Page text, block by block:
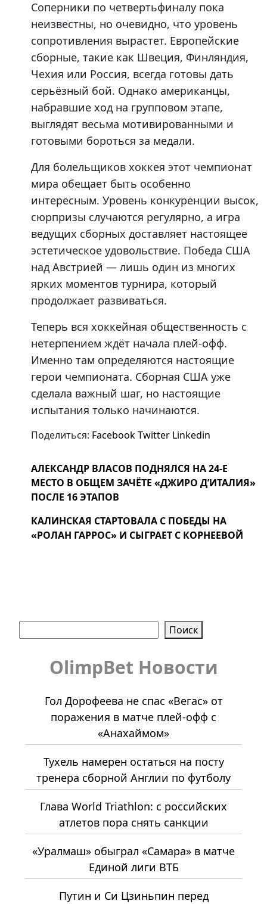
Соперники по четвертьфиналу пока
неизвестны, но очевидно, что уровень
сопротивления вырастет. Европейские
сборные, такие как Швеция, Финляндия,
Чехия или Россия, всегда готовы дать
серьёзный бой. Однако американцы,
набравшие ход на групповом этапе,
выглядят весьма мотивированными и
готовыми бороться за медали.
Для болельщиков хоккея этот чемпионат
мира обещает быть особенно
интересным. Уровень конкуренции высок,
сюрпризы случаются регулярно, а игра
ведущих сборных доставляет настоящее
эстетическое удовольствие. Победа США
над Австрией — лишь один из многих
ярких моментов турнира, который
продолжает развиваться.
Теперь вся хоккейная общественность с
нетерпением ждёт начала плей-офф.
Именно там определяются настоящие
герои чемпионата. Сборная США уже
сделала важный шаг, но настоящие
испытания только начинаются.
Поделиться: FacebookTwitter Linkedin
АЛЕКСАНДР ВЛАСОВ ПОДНЯЛСЯ НА 24-Е
МЕСТО В ОБЩЕМ ЗАЧЁТЕ «ДЖИРО Д’ИТАЛИЯ»
ПОСЛЕ 16 ЭТАПОВ
КАЛИНСКАЯ СТАРТОВАЛА С ПОБЕДЫ НА
«РОЛАН ГАРРОС» И СЫГРАЕТ С КОРНЕЕВОЙ
Поиск
OlimpBet Новости
Гол Дорофеева не спас «Вегас» от
поражения в матче плей-офф с
«Анахаймом»
Тухель намерен остаться на посту
тренера сборной Англии по футболу
Глава World Triathlon: с российских
атлетов пора снять санкции
«Уралмаш» обыграл «Самара» в матче
Единой лиги ВТБ
Путин и Си Цзиньпин перед